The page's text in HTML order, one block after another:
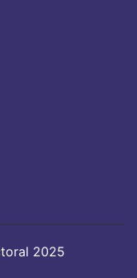
2025